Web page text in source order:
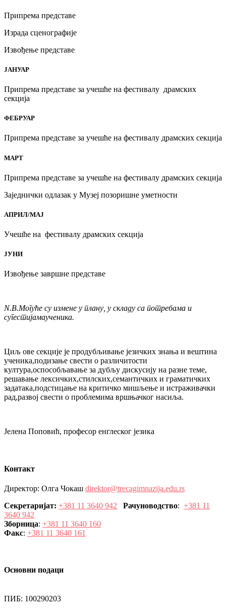
Припрема представе
Израда сценографије
Извођење представе
ЈАНУАР
Припрема представе за учешће на фестивалу драмских
секција
ФЕБРУАР
Припрема представе за учешће на фестивалу драмских секција
МАРТ
Припрема представе за учешће на фестивалу драмских секција
Заједнички одлазак у Музеј позоришне уметности
АПРИЛ/МАЈ
Учешће на фестивалу драмских секција
ЈУНИ
Извођење завршне представе
N.B.Могуће су измене у плану, у складу са потребама и
сугестијамаученика.
Циљ ове секције је продубљивањe језичких знања и вештина
ученика,подизање свести о различитости
култура,оспособљавање за дубљу дискусију на разне теме,
решавање лексичких,стилских,семантичких и граматичких
задатака,подстицање на критичко мишљење и истраживачки
рад,развој свести о проблемима вршњачког насиља.
Јелена Поповић, професор енглеског језика
Контакт
Директор: Олга Чокаш direktor@trecagimnazija.edu.rs
Секретаријат: +381 11 3640 942 Рачуноводство: +381 11
3640 942
Зборница: +381 11 3640 160
Факс: +381 11 3640 161
Основни подаци
ПИБ: 100290203